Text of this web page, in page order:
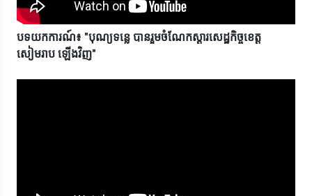
បទយកការណ៍៖ "បុណ្យទន្លេ បានរួមចំណែកស្តារសេដ្ឋកិច្ចខេត្ត
សៀមរាប ឡើងវិញ"